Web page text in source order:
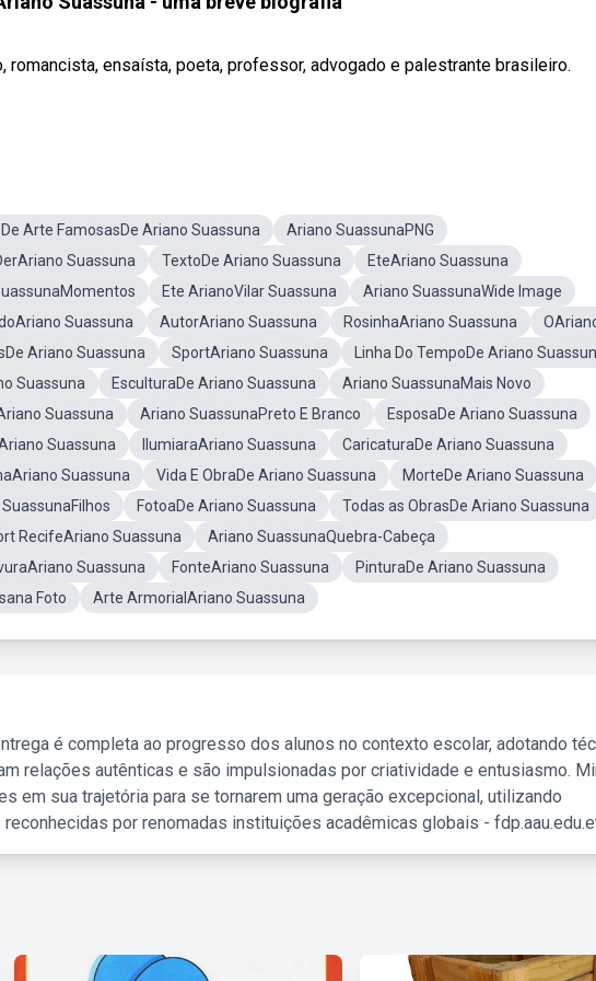
romancista, ensaísta, poeta, professor, advogado e palestrante brasileiro.
Arte FamosasDe Ariano Suassuna
Ariano SuassunaPNG
Suassuna TextoDe Ariano Suassuna
EteAriano Suassuna
Ete ArianoVilar Suassuna
Ariano SuassunaWide Image
Suassuna AutorAriano Suassuna RosinhaAriano Suassuna
Ariano Suassuna SportAriano Suassuna
Linha Do TempoDe Ariano
Suassuna EsculturaDe Ariano Suassuna
Ariano SuassunaMais Novo
Suassuna Ariano SuassunaPreto E Branco
EsposaDe Ariano Suassuna
Suassuna IlumiaraAriano Suassuna
CaricaturaDe Ariano Suassuna
Suassuna Vida E ObraDe Ariano Suassuna
MorteDe Ariano Suassuna
FotoaDe Ariano Suassuna
Todas as ObrasDe Ariano Suassuna
RecifeAriano Suassuna
Ariano SuassunaQuebra-Cabeça
Suassuna FonteAriano Suassuna
PinturaDe Ariano Suassuna
Foto Arte ArmorialAriano Suassuna
é completa ao progresso dos alunos no contexto escolar, adotando
relações autênticas e são impulsionadas por criatividade e entusiasmo.
em sua trajetória para se tornarem uma geração excepcional, utilizando
por renomadas instituições acadêmicas globais -